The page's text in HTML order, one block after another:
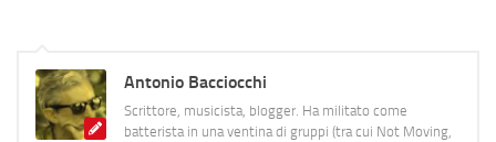
Antonio Bacciocchi
Scrittore, musicista, blogger. Ha militato come
batterista in una ventina di gruppi (tra cui Not Moving,